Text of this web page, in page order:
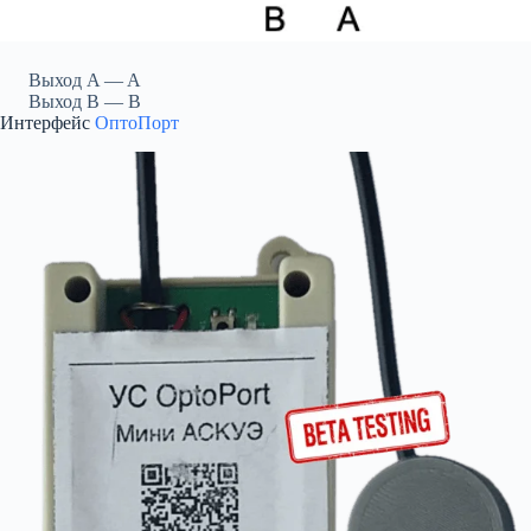
Выход A — A
Выход B — B
Интерфейс ОптоПорт